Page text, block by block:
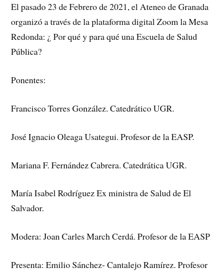
El pasado 23 de Febrero de 2021, el Ateneo de Granada
organizó a través de la plataforma digital Zoom la Mesa
Redonda: ¿ Por qué y para qué una Escuela de Salud
Pública?
Ponentes:
Francisco Torres González. Catedrático UGR.
José Ignacio Oleaga Usategui. Profesor de la EASP.
Mariana F. Fernández Cabrera. Catedrática UGR.
María Isabel Rodríguez Ex ministra de Salud de El
Salvador.
Modera: Joan Carles March Cerdá. Profesor de la EASP
Presenta: Emilio Sánchez- Cantalejo Ramírez. Profesor